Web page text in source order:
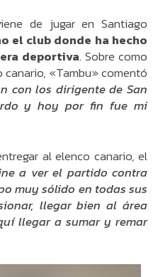
de jugar en Santiago
el club donde ha hecho
deportiva. Sobre como
«Tambu» comentó
con los dirigente de San
y hoy por fin fue mi
al elenco canario, el
a ver el partido contra
muy sólido en todas sus
llegar bien al área
llegar a sumar y remar